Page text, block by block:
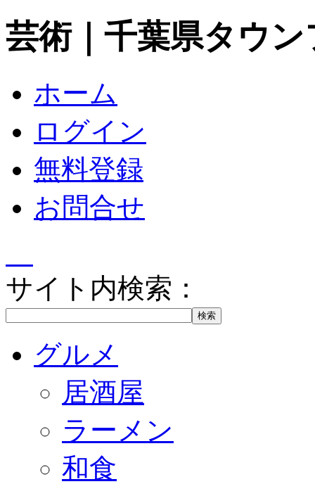
芸術｜千葉県タウン
ホーム
ログイン
無料登録
お問合せ
サイト内検索：
グルメ
居酒屋
ラーメン
和食